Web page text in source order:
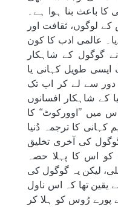
باعث بنا ہوا ہے۔
لوگوں، ثقافت اور
عالمی ادب کا کون
گوگول کے شاہکار
ایسی طویل کہانی یا
سے لے کر اب تک
کے شاہکار افسانوں
’’اوورکوٹ‘‘ کا
کا ترجمہ دُنیا
کی آخری تخلیق
تھی۔ 2 جون1842ء کو اس کا پہلا حصہ
لیکن یہ گوگول کی
تھا کہ اس ناول
پورے رُوس کو ہلا کر